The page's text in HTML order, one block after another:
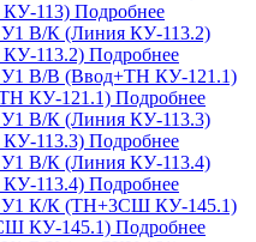
113) Подробнее
113.2) Подробнее
КУ-121.1) Подробнее
113.3) Подробнее
113.4) Подробнее
КУ-145.1) Подробнее